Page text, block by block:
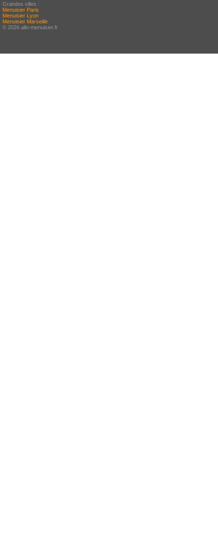
Grandes villes :
Menuisier Paris
Menuisier Lyon
Menuisier Marseille
© 2026 allo-menuisier.fr